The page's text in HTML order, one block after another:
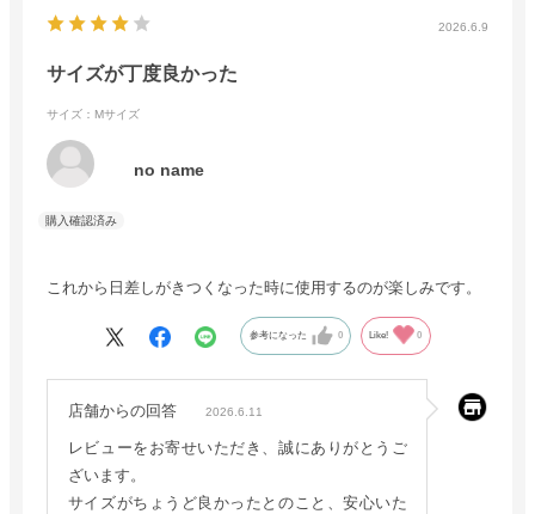
2026.6.9
サイズが丁度良かった
サイズ：Mサイズ
no name
これから日差しがきつくなった時に使用するのが楽しみです。
参考になった 0 Like! 0
店舗からの回答 2026.6.11
レビューをお寄せいただき、誠にありがとうご
ざいます。
サイズがちょうど良かったとのこと、安心いた